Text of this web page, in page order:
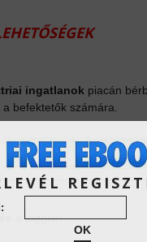
OK
ingatlanok piacán
befektetők számára.
a loggián